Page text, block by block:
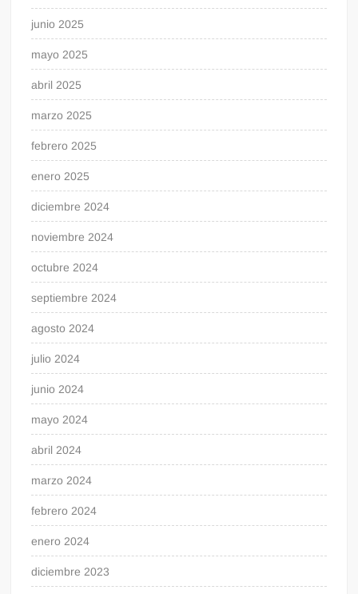
junio 2025
mayo 2025
abril 2025
marzo 2025
febrero 2025
enero 2025
diciembre 2024
noviembre 2024
octubre 2024
septiembre 2024
agosto 2024
julio 2024
junio 2024
mayo 2024
abril 2024
marzo 2024
febrero 2024
enero 2024
diciembre 2023